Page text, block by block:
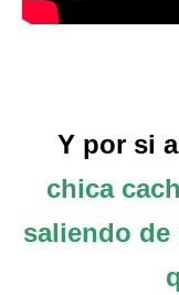
Y por si
chica
saliendo de